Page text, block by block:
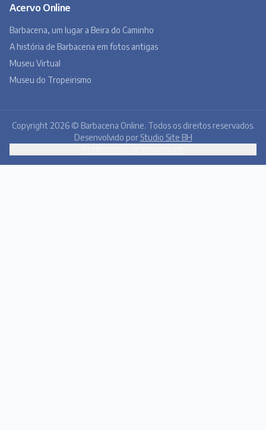
Acervo Online
Barbacena, um lugar a Beira do Caminho
A história de Barbacena em fotos antigas
Museu Virtual
Museu do Tropeirismo
Copyright 2026 © Barbacena Online. Todos os direitos reservados.
Desenvolvido por Studio Site BH